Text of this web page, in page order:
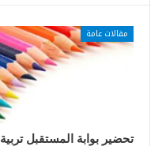
مقالات عامة
تحضير بوابة المستقبل تربية